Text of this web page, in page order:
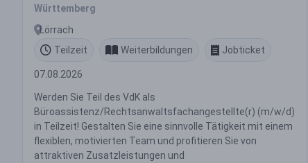
Württemberg
Lörrach
Teilzeit
Weiterbildungen Jobticket
07.08.2026
Werden Sie Teil des VdK als
Büroassistenz/Rechtsanwaltsfachangestellte(r) (m/w/d)
in Teilzeit! Gestalten Sie eine sinnvolle Tätigkeit mit einem
flexiblen, motivierten Team und profitieren Sie von
attraktiven Zusatzleistungen und